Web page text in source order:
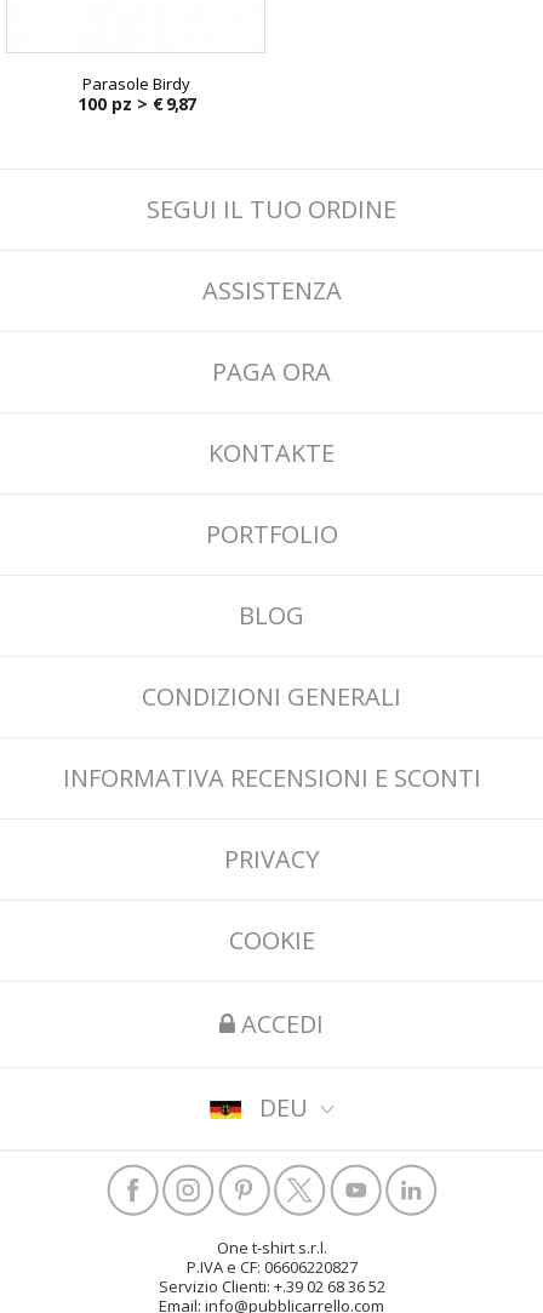
Parasole Birdy
100 pz > € 9,87
SEGUI IL TUO ORDINE
ASSISTENZA
PAGA ORA
KONTAKTE
PORTFOLIO
BLOG
CONDIZIONI GENERALI
INFORMATIVA RECENSIONI E SCONTI
PRIVACY
COOKIE
ACCEDI
DEU
One t-shirt s.r.l.
P.IVA e CF: 06606220827
Servizio Clienti: +.39 02 68 36 52
Email: info@pubblicarrello.com